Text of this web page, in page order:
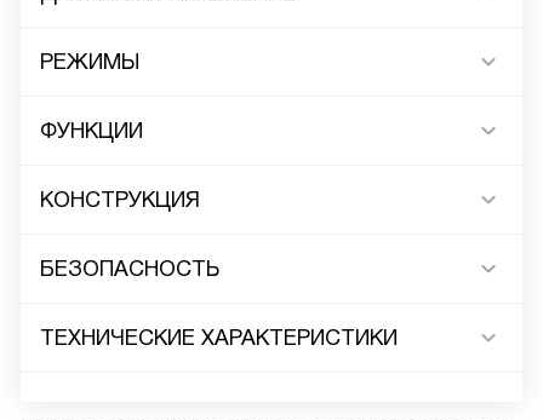
РЕЖИМЫ
ФУНКЦИИ
КОНСТРУКЦИЯ
БЕЗОПАСНОСТЬ
ТЕХНИЧЕСКИЕ ХАРАКТЕРИСТИКИ